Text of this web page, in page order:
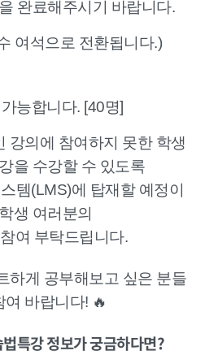
완료해주시기 바랍니다.
여석으로 전환됩니다.)
능합니다. [40명]
강의에 참여하지 못한 학생
을 수강할 수 있도록
템(LMS)에 탑재할 예정이
생 여러분의
여 부탁드립니다.
하게 공부해보고 싶은 분들
여 바랍니다! 🔥
특강 정보가 궁금하다면?